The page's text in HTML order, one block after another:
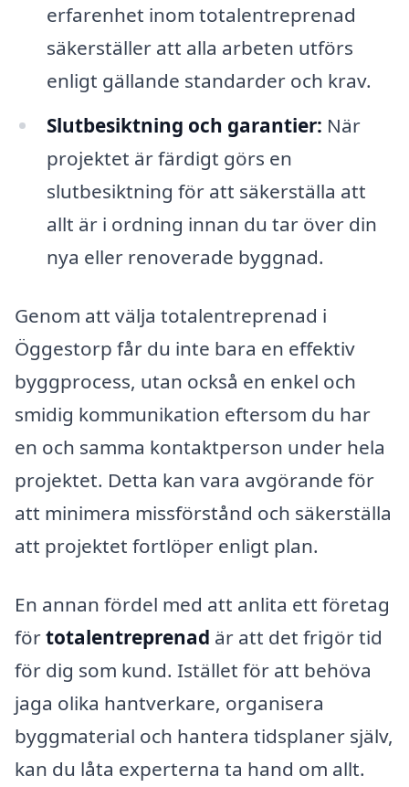
erfarenhet inom totalentreprenad
säkerställer att alla arbeten utförs
enligt gällande standarder och krav.
Slutbesiktning och garantier: När
projektet är färdigt görs en
slutbesiktning för att säkerställa att
allt är i ordning innan du tar över din
nya eller renoverade byggnad.
Genom att välja totalentreprenad i
Öggestorp får du inte bara en effektiv
byggprocess, utan också en enkel och
smidig kommunikation eftersom du har
en och samma kontaktperson under hela
projektet. Detta kan vara avgörande för
att minimera missförstånd och säkerställa
att projektet fortlöper enligt plan.
En annan fördel med att anlita ett företag
förtotalentreprenad är att det frigör tid
för dig som kund. Istället för att behöva
jaga olika hantverkare, organisera
byggmaterial och hantera tidsplaner själv,
kan du låta experterna ta hand om allt.